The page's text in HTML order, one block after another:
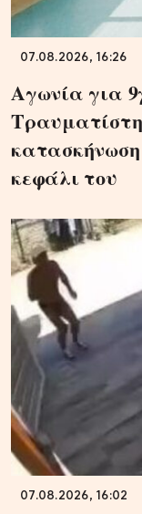
07.08.2026, 16:26
Αγωνία για
κεφάλι του
07.08.2026, 16:02